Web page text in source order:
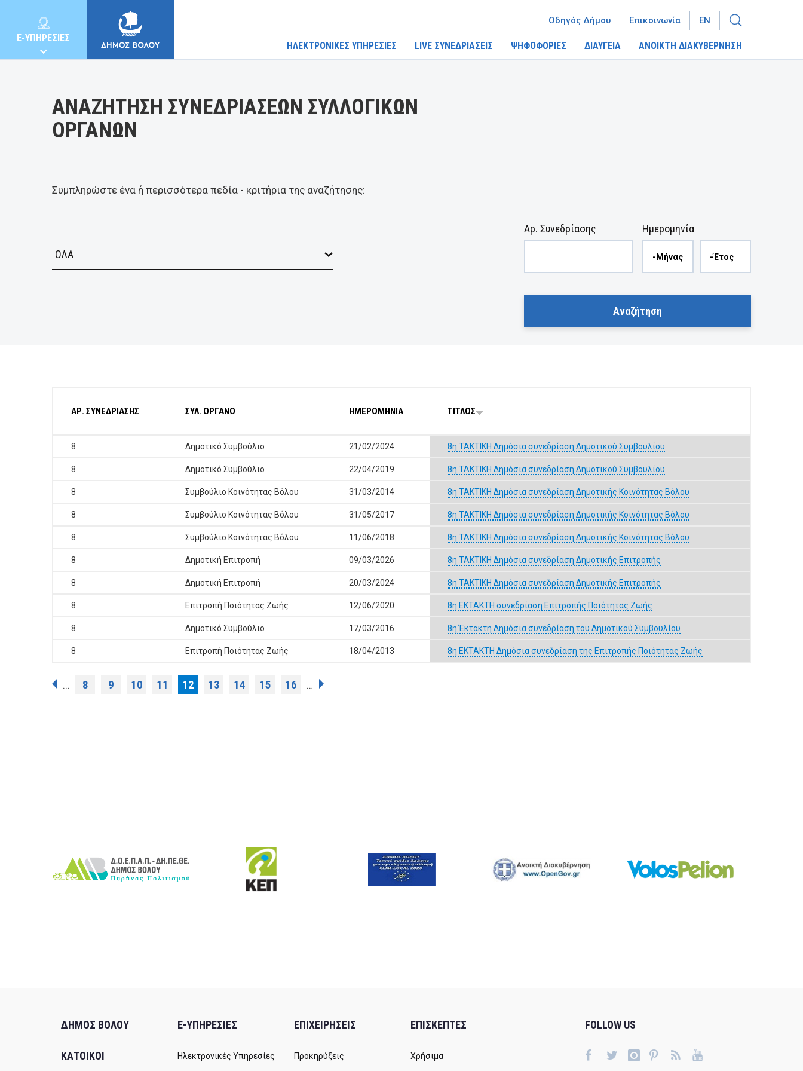
E-ΥΠΗΡΕΣΙΕΣ
ΕΠΙΧΕΙΡΗΣΕΙΣ
ΗΛΕΚΤΡΟΝΙΚΕΣ ΥΠΗΡΕΣΙΕΣ LIVE ΣΥΝΕΔΡΙΑΣΕΙΣ ΨΗΦΟΦΟΡΙΕΣ ΔΙΑΥΓΕΙΑ ΑΝΟΙΚΤΗ ΔΙΑΚΥΒΕΡΝΗΣΗ
Οδηγός Δήμου Επικοινωνία EN
ΑΝΑΖΗΤΗΣΗ ΣΥΝΕΔΡΙΑΣΕΩΝ ΣΥΛΛΟΓΙΚΩΝ
ΟΡΓΑΝΩΝ
Συμπληρώστε ένα ή περισσότερα πεδία - κριτήρια της αναζήτησης:
Ημερομηνία
Αρ. Συνεδρίασης
ΑΡ. ΣΥΝΕΔΡΙΑΣΗΣ ΣΥΛ. ΟΡΓΑΝΟ ΗΜΕΡΟΜΗΝΙΑ ΤΙΤΛΟΣ
8 Δημοτικό Συμβούλιο 21/02/2024 8η ΤΑΚΤΙΚΗ Δημόσια συνεδρίαση Δημοτικού Συμβουλίου
8 Δημοτικό Συμβούλιο 22/04/2019 8η ΤΑΚΤΙΚΗ Δημόσια συνεδρίαση Δημοτικού Συμβουλίου
8 Συμβούλιο Κοινότητας Βόλου 31/03/2014 8η ΤΑΚΤΙΚΗ Δημόσια συνεδρίαση Δημοτικής Κοινότητας Βόλου
8 Συμβούλιο Κοινότητας Βόλου 31/05/2017 8η ΤΑΚΤΙΚΗ Δημόσια συνεδρίαση Δημοτικής Κοινότητας Βόλου
8 Συμβούλιο Κοινότητας Βόλου 11/06/2018 8η ΤΑΚΤΙΚΗ Δημόσια συνεδρίαση Δημοτικής Κοινότητας Βόλου
8 Δημοτική Επιτροπή 09/03/2026 8η ΤΑΚΤΙΚΗ Δημόσια συνεδρίαση Δημοτικής Επιτροπής
8 Δημοτική Επιτροπή 20/03/2024 8η ΤΑΚΤΙΚΗ Δημόσια συνεδρίαση Δημοτικής Επιτροπής
8 Επιτροπή Ποιότητας Ζωής 12/06/2020 8η ΕΚΤΑΚΤΗ συνεδρίαση Επιτροπής Ποιότητας Ζωής
8 Δημοτικό Συμβούλιο 17/03/2016 8η Έκτακτη Δημόσια συνεδρίαση του Δημοτικού Συμβουλίου
8 Επιτροπή Ποιότητας Ζωής 18/04/2013 8η ΕΚΤΑΚΤΗ Δημόσια συνεδρίαση της Επιτροπής Ποιότητας Ζωής
Σελίδες
… 8 9 10 11 12 13 14 15 16 …
ΔΗΜΟΣ ΒΟΛΟΥ
ΚΑΤΟΙΚΟΙ
E-ΥΠΗΡΕΣΙΕΣ
Ηλεκτρονικές Υπηρεσίες
ΕΠΙΧΕΙΡΗΣΕΙΣ
Προκηρύξεις
ΕΠΙΣΚΕΠΤΕΣ
Χρήσιμα
FOLLOW US